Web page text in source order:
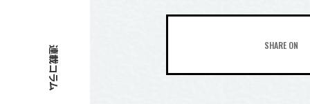
連載コラム SHARE ON